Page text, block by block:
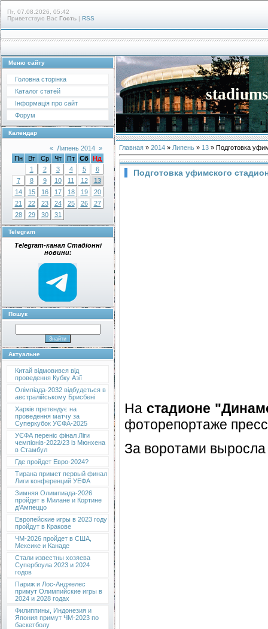
Пт, 07.08.2026, 05:42
Приветствую Вас Гость | RSS
Меню сайту
Головна сторінка
Каталог статей
Інформація про сайт
Форум
Календар
« Липень 2014 »
Пн
Вт Ср Чт Пт Сб Нд
1
2 3 4 5
6
7
8 9 10 11 12
13
14
15 16 17 18 19
20
21
22 23 24 25 26
27
28
29 30 31
Telegram
Telegram-канал Стадіонні
новини:
Пошук
Актуальне
Китай відмовився від
проведення Кубку Азії
Олімпіада-2032 відбудеться в
австралійському Брисбені
Харків претендує на
проведення матчу за
Суперкубок УЄФА-2025
УЄФА переніс фінал Ліги
чемпіонів-2022/23 із Мюнхена
в Стамбул
Где пройдет Евро-2024?
Тирана примет первый финал
Лиги конференций УЕФА
Зимняя Олимпиада-2026
пройдет в Милане и Кортине
д’Ампеццо
Европейские игры в 2023 году
пройдут в Кракове
ЧМ-2026 пройдет в США,
Мексике и Канаде
Стали известны хозяева
Супербоула 2023 и 2024
годов
Париж и Лос-Анджелес
примут Олимпийские игры в
2024 и 2028 годах
Филиппины, Индонезия и
Япония примут ЧМ-2023 по
баскетболу
Главная » 2014 » Липень » 13 » Подготовка
Подготовка уфимского
На стадионе
фоторепортаже
За воротами